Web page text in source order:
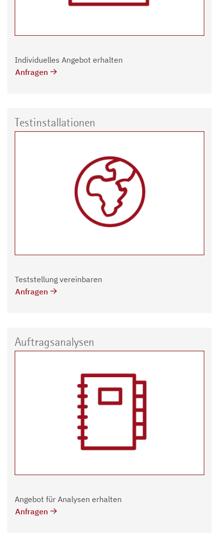
Individuelles Angebot erhalten
Anfragen
Testinstallationen
Teststellung vereinbaren
Anfragen
Auftragsanalysen
Angebot für Analysen erhalten
Anfragen